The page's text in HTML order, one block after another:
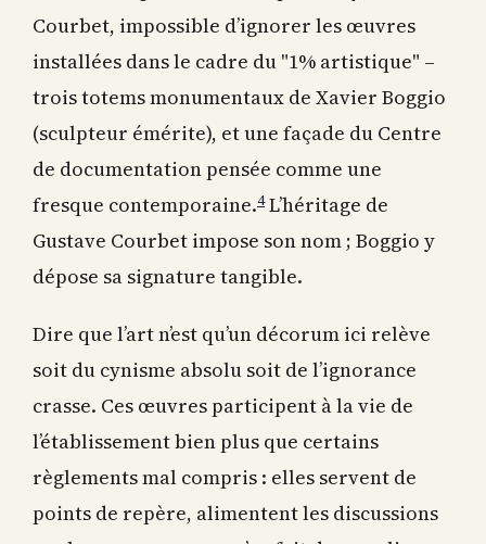
Courbet, impossible d’ignorer les œuvres
installées dans le cadre du "1% artistique" –
trois totems monumentaux de Xavier Boggio
(sculpteur émérite), et une façade du Centre
de documentation pensée comme une
fresque contemporaine.4L’héritage de
Gustave Courbet impose son nom ; Boggio y
dépose sa signature tangible.
Dire que l’art n’est qu’un décorum ici relève
soit du cynisme absolu soit de l’ignorance
crasse. Ces œuvres participent à la vie de
l’établissement bien plus que certains
règlements mal compris : elles servent de
points de repère, alimentent les discussions